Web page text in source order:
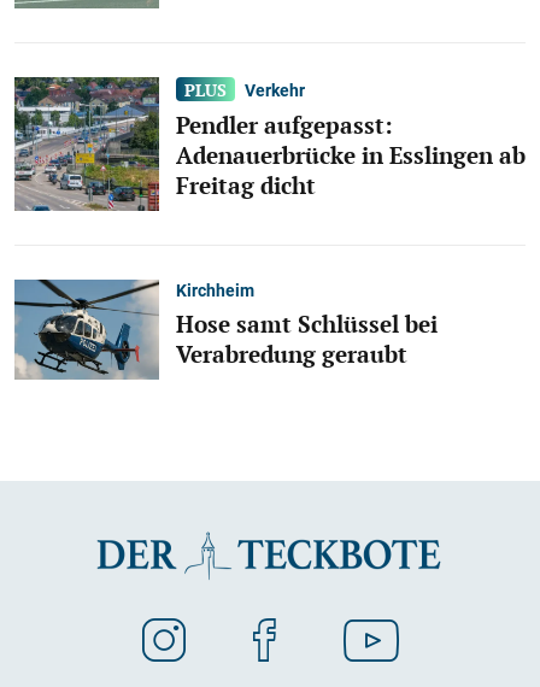
Verkehr
Pendler aufgepasst:
Adenauerbrücke in Esslingen ab
Freitag dicht
Kirchheim
Hose samt Schlüssel bei
Verabredung geraubt